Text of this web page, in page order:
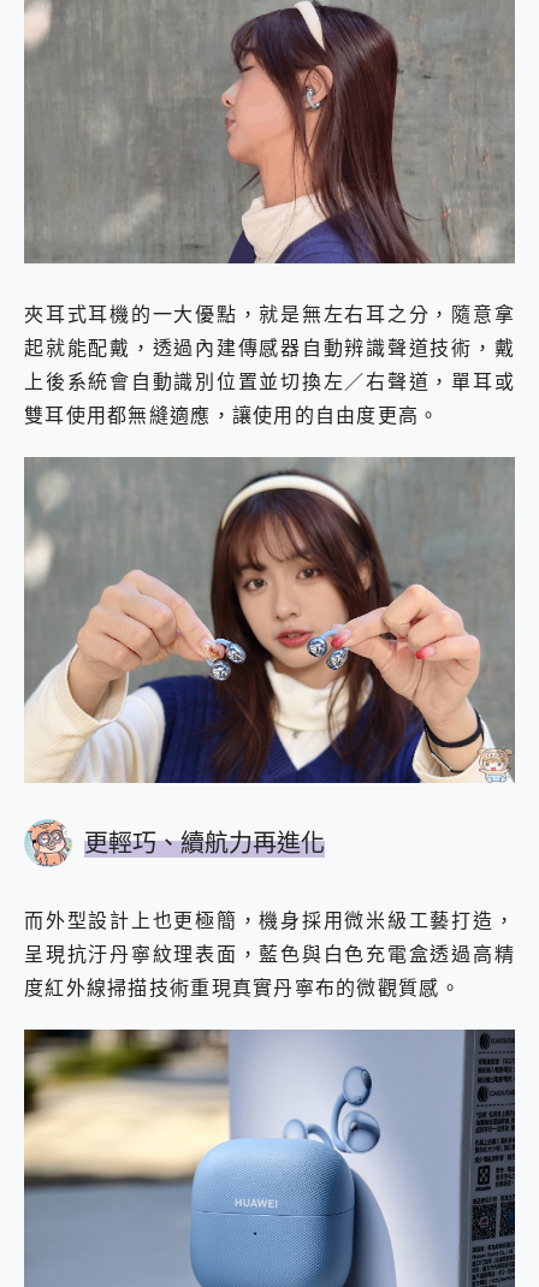
夾耳式耳機的一大優點，就是無左右耳之分，隨意拿
起就能配戴，透過內建傳感器自動辨識聲道技術，戴
上後系統會自動識別位置並切換左／右聲道，單耳或
雙耳使用都無縫適應，讓使用的自由度更高。
更輕巧、續航力再進化
而外型設計上也更極簡，機身採用微米級工藝打造，
呈現抗汙丹寧紋理表面，藍色與白色充電盒透過高精
度紅外線掃描技術重現真實丹寧布的微觀質感。